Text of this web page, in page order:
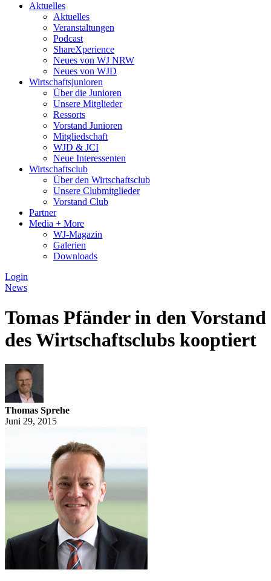
Aktuelles
Aktuelles
Veranstaltungen
Podcast
ShareXperience
Neues von WJ NRW
Neues von WJD
Wirtschaftsjunioren
Über die Junioren
Unsere Mitglieder
Ressorts
Vorstand Junioren
Mitgliedschaft
WJD & JCI
Neue Interessenten
Wirtschaftsclub
Über den Wirtschaftsclub
Unsere Clubmitglieder
Vorstand Club
Partner
Media + More
WJ-Magazin
Galerien
Downloads
Login
News
Tomas Pfänder in den Vorstand
des Wirtschaftsclubs kooptiert
Thomas Sprehe
Juni 29, 2015